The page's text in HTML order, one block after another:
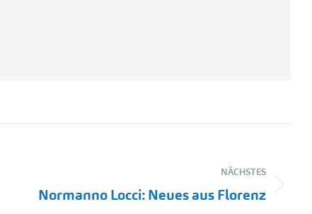
NÄCHSTES
Normanno Locci: Neues aus Florenz